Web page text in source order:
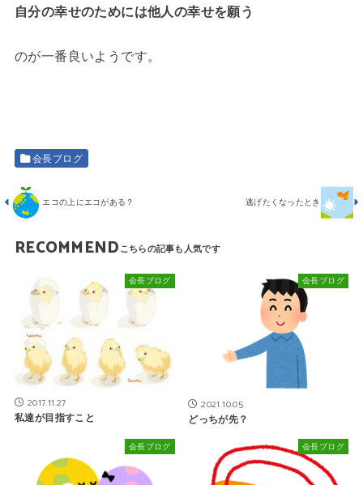
自分の幸せのためには他人の幸せを願う
のが一番良いようです。
会長ブログ
逃げたくなったとき
エコの上にエコがある？
RECOMMEND
会長ブログ
2017.11.27
私達が目指すこと
会長ブログ
2021.10.05
どっちが先？
会長ブログ 会長ブログ